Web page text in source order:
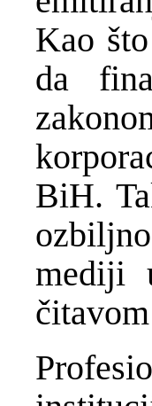
Kao
da
BiH.
mediji